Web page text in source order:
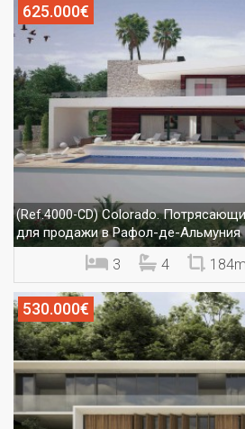
625.000€
(Ref.4000-CD)Colorado.
для продажи в Рафол-де-Альмуния
3 4
530.000€